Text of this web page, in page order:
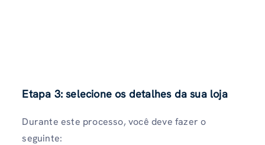
Etapa 3: selecione os detalhes da sua loja
Durante este processo, você deve fazer o
seguinte: